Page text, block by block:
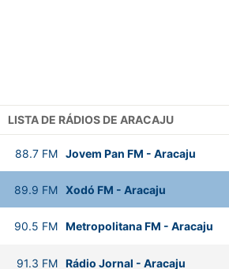
LISTA DE RÁDIOS DE ARACAJU
88.7 FM Jovem Pan FM - Aracaju
89.9 FM Xodó FM - Aracaju
90.5 FM Metropolitana FM - Aracaju
91.3 FM Rádio Jornal - Aracaju